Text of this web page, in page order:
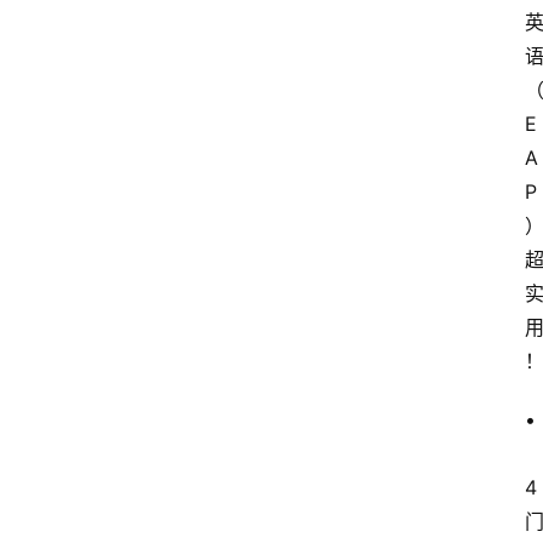
英
语
（
E
A
P
）
超
实
用
！
•
4
门